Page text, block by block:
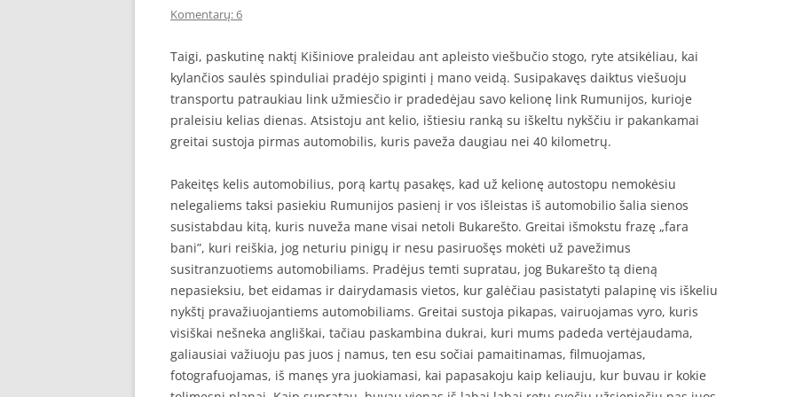
Komentarų: 6
Taigi, paskutinę naktį Kišiniove praleidau ant apleisto viešbučio stogo, ryte atsikėliau, kai
kylančios saulės spinduliai pradėjo spiginti į mano veidą. Susipakavęs daiktus viešuoju
transportu patraukiau link užmiesčio ir pradedėjau savo kelionę link Rumunijos, kurioje
praleisiu kelias dienas. Atsistoju ant kelio, ištiesiu ranką su iškeltu nykščiu ir pakankamai
greitai sustoja pirmas automobilis, kuris paveža daugiau nei 40 kilometrų.
Pakeitęs kelis automobilius, porą kartų pasakęs, kad už kelionę autostopu nemokėsiu
nelegaliems taksi pasiekiu Rumunijos pasienį ir vos išleistas iš automobilio šalia sienos
susistabdau kitą, kuris nuveža mane visai netoli Bukarešto. Greitai išmokstu frazę „fara
bani”, kuri reiškia, jog neturiu pinigų ir nesu pasiruošęs mokėti už pavežimus
susitranzuotiems automobiliams. Pradėjus temti supratau, jog Bukarešto tą dieną
nepasieksiu, bet eidamas ir dairydamasis vietos, kur galėčiau pasistatyti palapinę vis iškeliu
nykštį pravažiuojantiems automobiliams. Greitai sustoja pikapas, vairuojamas vyro, kuris
visiškai nešneka angliškai, tačiau paskambina dukrai, kuri mums padeda vertėjaudama,
galiausiai važiuoju pas juos į namus, ten esu sočiai pamaitinamas, filmuojamas,
fotografuojamas, iš manęs yra juokiamasi, kai papasakoju kaip keliauju, kur buvau ir kokie